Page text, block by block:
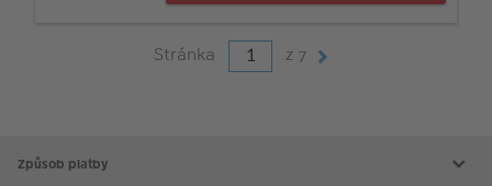
Stránka z 7
Způsob platby